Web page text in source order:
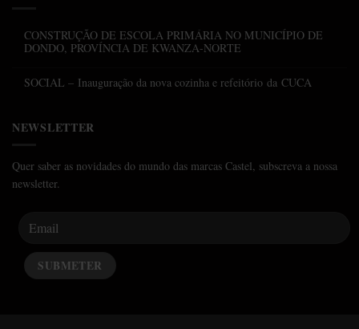
CONSTRUÇÃO DE ESCOLA PRIMÁRIA NO MUNICÍPIO DE
DONDO, PROVÍNCIA DE KWANZA-NORTE
SOCIAL – Inauguração da nova cozinha e refeitório da CUCA
NEWSLETTER
Quer saber as novidades do mundo das marcas Castel, subscreva a nossa
newsletter.